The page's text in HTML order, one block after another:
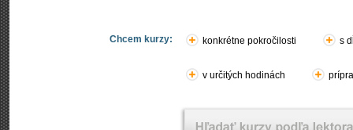
Chcem kurzy: konkrétne pokročilosti s
v určitých hodinách